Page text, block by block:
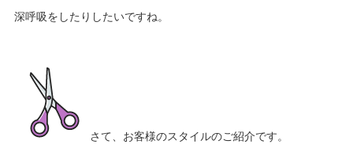
深呼吸をしたりしたいですね。
さて、お客様のスタイルのご紹介です。